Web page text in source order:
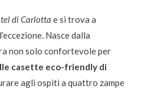
di Carlotta e si trova a
Nasce dalla
non solo confortevole per
casette eco-friendly di
agli ospiti a quattro zampe